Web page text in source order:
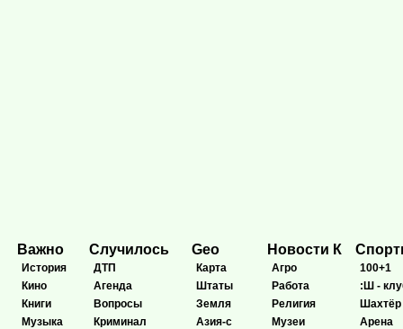
Важно
История
Кино
Книги
Музыка
Случилось
ДТП
Агенда
Вопросы
Криминал
Geo
Карта
Штаты
Земля
Азия-с
Новости К
Агро
Работа
Религия
Музеи
100+1
:Ш -
Шахтёр
Арена